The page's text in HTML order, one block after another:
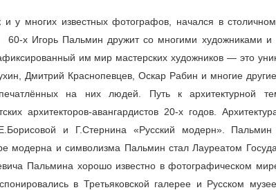
у многих известных фотографов, начался в
60-х Игорь Пальмин дружит со многими художниками и
им мир мастерских художников — это
Дмитрий Краснопевцев, Оскар Рабин и многие
на них людей. Путь к архитектурной
архитекторов-авангардистов 20-х годов.
и Г.Стернина «Русский модерн». Пальмин
модерна и символизма Пальмин стал Лауреатом
Пальмина хорошо известно в фотографическом
в Третьяковской галерее и Русском